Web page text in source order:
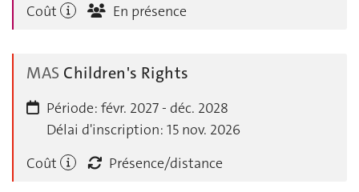
Coût
En présence
MAS Children's Rights
Période: févr. 2027 - déc. 2028
Délai d'inscription: 15 nov. 2026
Coût
Présence/distance